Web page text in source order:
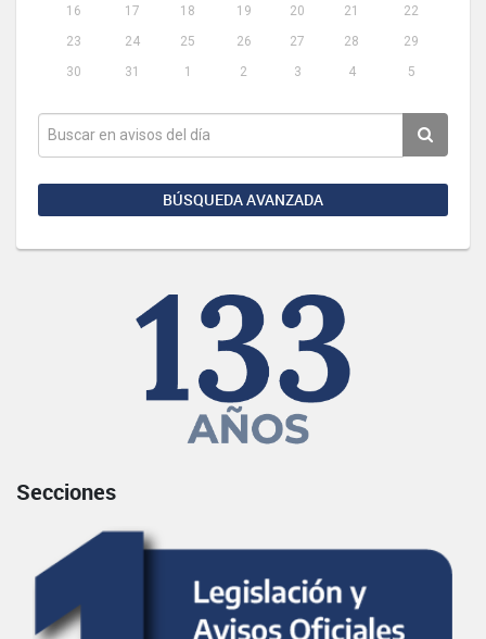
16
17 18 19 20 21
22
23
24 25 26 27 28
29
30
31 1 2 3 4 5
BÚSQUEDA AVANZADA
Secciones